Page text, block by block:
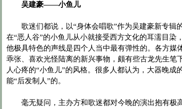
吴建豪——小鱼儿
歌迷们都说，以“身体会唱歌”作为吴建豪新专辑
在“恶人谷”的小鱼儿从小就接受西方文化的耳濡目染
他极具特色的声线是四个人当中最有弹性的。各方媒
乖张、喜欢光怪陆离的新兴事物，颇有些古龙先生笔
人心疼的“小鱼儿”的风格。很多人都认为，大器晚成
能“后发制人”的。
毫无疑问，主办方和歌迷都对今晚的演出抱有极